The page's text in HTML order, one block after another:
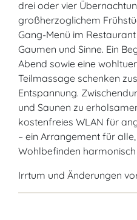
drei oder vier
großherzoglichem
Gang-Menü im
Gaumen und Sinne. Ein
Abend sowie eine
Teilmassage schenken
Entspannung.
und Saunen zu
kostenfreies WLAN für
– ein Arrangement für
Wohlbefinden
Irrtum und Änderungen